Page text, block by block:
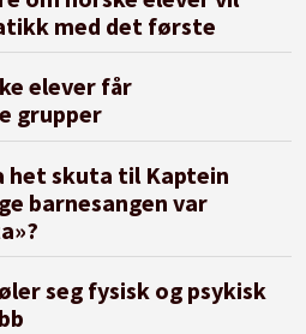
med det første
elever får
grupper
het skuta til Kaptein
barnesangen var
seg fysisk og psykisk